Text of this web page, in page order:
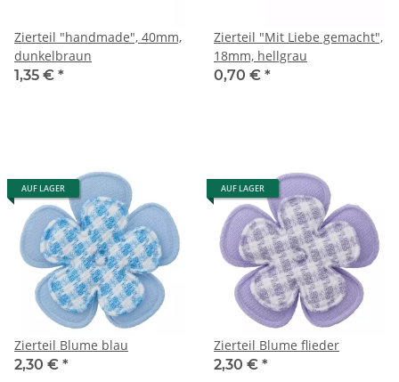
Zierteil "handmade", 40mm,
dunkelbraun
1,35 € *
Zierteil "Mit Liebe gemacht",
18mm, hellgrau
0,70 € *
AUF LAGER
Zierteil Blume blau
2,30 € *
AUF LAGER
Zierteil Blume flieder
2,30 € *